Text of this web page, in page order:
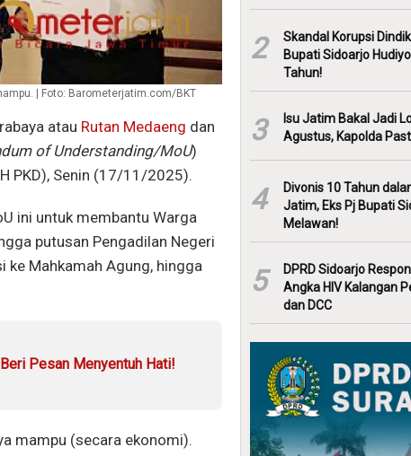
| Foto: Barometerjatim.com/BKT
atau Rutan Medaeng dan
of Understanding/MoU)
PKD), Senin (17/11/2025).
ini untuk membantu Warga
putusan Pengadilan Negeri
ke Mahkamah Agung, hingga
Pesan Menyentuh Hati!
mampu (secara ekonomi).
2
Skandal Korupsi
Bupati Sidoarjo
Tahun!
3
Isu Jatim Bakal Jadi
Agustus, Kapolda
4
Divonis 10 Tahun
Jatim, Eks Pj Bupati
Melawan!
5
DPRD Sidoarjo
Angka HIV Kalangan
dan DCC